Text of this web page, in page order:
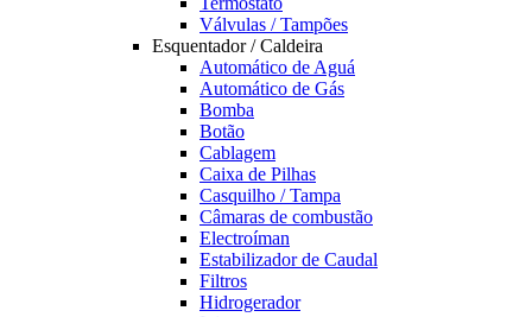
Válvulas / Tampões
Esquentador / Caldeira
Automático de Aguá
Automático de Gás
Bomba
Botão
Cablagem
Caixa de Pilhas
Casquilho / Tampa
Câmaras de combustão
Electroíman
Estabilizador de Caudal
Filtros
Hidrogerador